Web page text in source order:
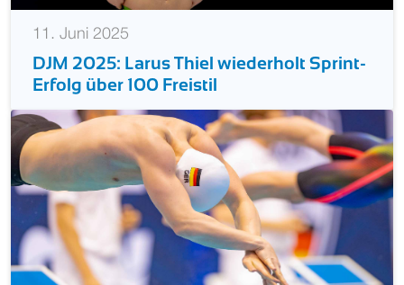
11. Juni 2025
DJM 2025: Larus Thiel wiederholt Sprint-
Erfolg über 100 Freistil